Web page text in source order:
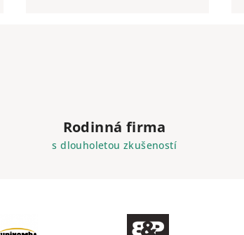
Rodinná firma
s dlouholetou zkušeností